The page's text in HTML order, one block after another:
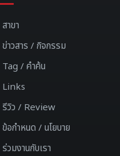
สาขา
ข่าวสาร / กิจกรรม
Tag / คำค้น
Links
รีวิว / Review
ข้อกำหนด / นโยบาย
ร่วมงานกับเรา